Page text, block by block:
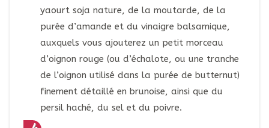
yaourt soja nature, de la moutarde, de la
purée d’amande et du vinaigre balsamique,
auxquels vous ajouterez un petit morceau
d’oignon rouge (ou d’échalote, ou une tranche
de l’oignon utilisé dans la purée de butternut)
finement détaillé en brunoise, ainsi que du
persil haché, du sel et du poivre.